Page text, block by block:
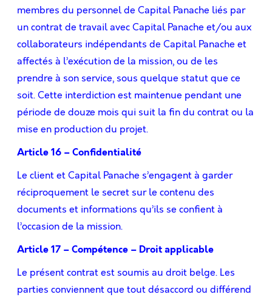
membres du personnel de Capital Panache liés par
un contrat de travail avec Capital Panache et/ou aux
collaborateurs indépendants de Capital Panache et
affectés à l’exécution de la mission, ou de les
prendre à son service, sous quelque statut que ce
soit. Cette interdiction est maintenue pendant une
période de douze mois qui suit la ﬁn du contrat ou la
mise en production du projet.
Article 16 – Conﬁdentialité
Le client et Capital Panache s’engagent à garder
réciproquement le secret sur le contenu des
documents et informations qu’ils se conﬁent à
l’occasion de la mission.
Article 17 – Compétence – Droit applicable
Le présent contrat est soumis au droit belge. Les
parties conviennent que tout désaccord ou différend